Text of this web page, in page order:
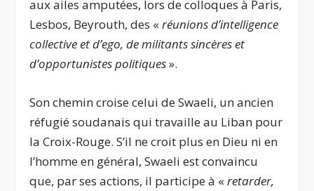
aux ailes amputées, lors de colloques à Paris,
Lesbos, Beyrouth, des «réunions d’intelligence
collective et d’ego, de militants sincères et
d’opportunistes politiques».
Son chemin croise celui de Swaeli, un ancien
réfugié soudanais qui travaille au Liban pour
la Croix-Rouge. S’il ne croit plus en Dieu ni en
l’homme en général, Swaeli est convaincu
que, par ses actions, il participe à «retarder,